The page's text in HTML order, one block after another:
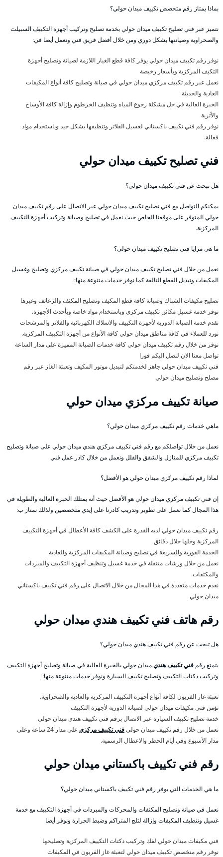
بماذا يمتاز رقم متخصص تكييف ميدان حولي؟
نتميز عبر فني تصليح تكييف ميدان حولي بخدمة تصليح وتركيب أجهزة التكييف السبيلت
والصحراوية وصيانتها بشكل دوري ومن خلال أفضل فريق فني ونعمل أيضا في:
نوفر رقم تكييف ميدان حولي يوفر كافة قطع الغيار اللازمة لصيانة وتصليح أجهزة
التكيف المركزية وبأسعار رخيصة
نعمل عبر رقم تكييف مركزي ميدان حولي في صيانة وتصليح كافة أنواع المكيفات
العادية والحديثة
الخبرة العالية في حل مشكلة رجوع المياه وتنظيف الخرطوم وإزالة كافة الأوساخ
والأتربة
نوفر رقم فني تكييف باكستاني لغسيل الفلاتر وتنظيفها بشكل جيد وباستخدام مواد
فعالة.
فني تصليح تكييف ميدان حولي
هل تبحث عن فني تكييف ميدان حولي؟
يمكنكم التواصل مع فني تصليح تكييف ميدان حولي عبر الاتصال على رقم تكييف ميدان
حولي المتوفر على موقعنا الخاص حيث نعمل في تصليح وصيانة وتركيب أجهزة التكييف
المركزية.
ما هي مزايا فني تصليح تكييف ميدان حولي؟
نعمل من خلال فني تصليح تكييف ميدان حولي في صيانة تكييف مركزي وتصليح وغسيل
المكيفات وتبديل القطع التالفة كما نوفر خدمات متنوعة منها:
تصليح مكيفات الشباك وصيانة كافة قطع المكيف وتصليح المكثف والزعانف وغيرها
نوفر خدمة غسيل مكائن تكييف مركزي وباستخدام مواد خاصة وبأحدث الأجهزة.
نقدم خدمة الصيانة الدورية لأجهزة التكييف والاسلاك الكهربائية والفلاتر والمرشحات
نورد للعملاء في كافة مناطق ميدان حولي كافة الأنواع من أجهزة التكييف المركزية.
نوفر من خلال رقم تكييف ميدان حولي كافة خدمات الصيانة المميزة على مدار الساعة
تواصل معنا الان لنصل اليكم فورا
فني تكييف ميدان حولي جاهز لخدمتكم لتبديل موتور المكيف وتعبئة الغاز عبر رقم
مصلح وتصليح ميدان حولي
صيانة تكييف مركزي ميدان حولي
ماهي خدمات رقم تكييف مركزي ميدان حولي؟
نعمل من خلال تواصلكم مع رقم فني تكييف مركزي هندي ميدان حولي على صيانة وتصليح
تكييف مركزي للمنازل والشقق والفلل ونعمل من خلال كادر عمل فني
لماذا رقم تكييف مركزي ميدان حولي هو الأفضل؟
إن فني تكييف مركزي ميدان حولي هو الأفضل حيث أنه يمتلك الخبرة العالية والطويلة في
هذا المجال كما نعمل على تطوير وتدريب كادرنا على إيدي متخصصين ولذلك نمتاز ب:
رقم تكييف ميدان حولي لديه القدرة على الكشف كافة الأعطال في أجهزة التكييف
المركزية وحلها خلال دقائق
الخدمة الفورية والسريعة في تصليح وصيانة المكيفات المركزية والعادية
نعمل من خلال ورشات متنقلة في خدمة غسيل وتنظيف أجهزة التكييف والمبردات
والمكثفات.
نقدم خدمات متعددة في هذا المجال من خلال الاتصال على رقم فني تكييف باكستاني
ميدان حولي
رقم هاتف فني تكييف هندي ميدان حولي
هل تبحث عن رقم فني تكييف هندي ميدان حولي؟
يتمتع رقم فني تكييف هنديميدان حولي بالخبرة العالية في صيانة وتصليح أجهزة التكييف
وتركيب دكتات التكييف وتصليح تكييف السيارة ونوفر خدمات متنوعة منها:
تعبئة غاز الفريون لكافة أنواع أجهزة التكييف المركزية والعادية والصحراوية.
نؤمن فني مكيفات ميدان حولي لصيانة الدورية لأجهزة التكييف
خدمة تصليح تكييف السيارة عبر الاتصال برقم فني تكييف هندي ميدان حولي
نعمل من خلال رقم تكييف ميدان حوليفني تكييف مركزي
على مدار 24 ساعة وعلى
مدار الأسبوع وفي أيام الحظر والاعطال الرسمية.
رقم فني تكييف باكستاني ميدان حولي
ما هي الخدمات التي يوفر رقم فني تكييف باكستاني ميدان حولي؟
نعمل في صيانة وتصليح المكثفات والمحركات والمبردات في أجهزة التكييف مع خدمة
غسيل وتنظيف المكيفات وإزالة لثلج المتراكم وضبط الحرارة ونوفر أيضا
فني مكيفات ميدان حولي لفك وتركيب دكتات التكييف المركزية وتصليحها
نوفر رقم متخصص تكييف ميدان حولي لتعبئة غاز الفريون في المكيفات